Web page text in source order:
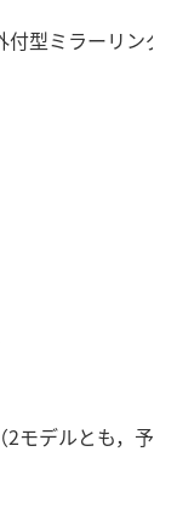
ミラーリング
デルとも，予定